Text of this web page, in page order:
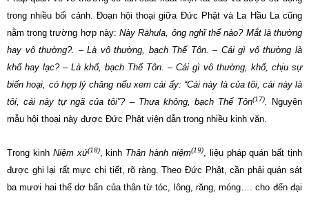
trong nhiều bối cảnh. Đoạn hội thoại giữa Đức Phật và La Hầu La cũng
nằm trong trường hợp này:Này Rāhula, ông nghĩ thế nào? Mắt là thường
hay vô thường?. – Là vô thường, bạch Thế Tôn. – Cái gì vô thường là
khổ hay lạc? – Là khổ, bạch Thế Tôn. – Cái gì vô thường, khổ, chịu sự
biến hoại, có hợp lý chăng nếu xem cái ấy: “Cái này là của tôi, cái này là
tôi, cái này tự ngã của tôi”? – Thưa không, bạch Thế Tôn(17).
Nguyên
mẫu hội thoại này được Đức Phật viện dẫn trong nhiều kinh văn.
Trong kinh Niệm xứ(18), kinh Thân hành niệm(19), liệu pháp quán bất tịnh
được ghi lại rất mực chi tiết, rõ ràng. Theo Đức Phật, cần phải quán sát
ba mươi hai thể dơ bẩn của thân từ tóc, lông, răng, móng…. cho đến đại